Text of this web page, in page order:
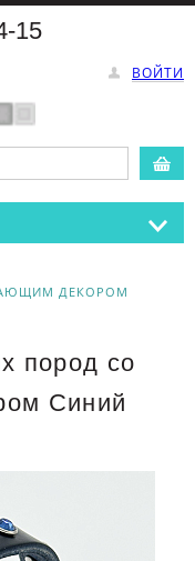
ВОЙТИ
15
ДЕКОРОМ
пород со
Синий